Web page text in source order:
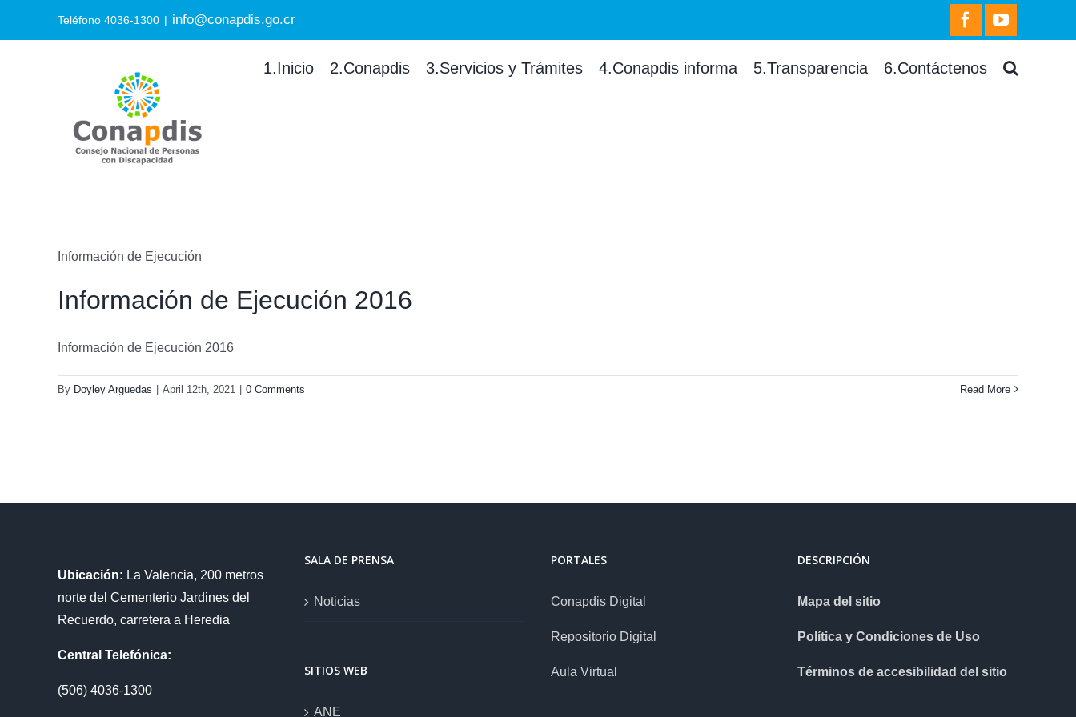
Teléfono 4036-1300 | info@conapdis.go.cr facebookyoutube
Search
for:
1.Inicio 2.Conapdis 3.Servicios y Trámites 4.Conapdis informa 5.Transparencia 6.Contáctenos
Información de Ejecución
Información de Ejecución 2016
Información de Ejecución 2016
By Doyley Arguedas | April 12th, 2021 | 0 Comments Read More
Ubicación: La Valencia, 200 metros
norte del Cementerio Jardines del
Recuerdo, carretera a Heredia
Central Telefónica:
(506) 4036-1300
SALA DE PRENSA
Noticias
SITIOS WEB
ANE
PORTALES
Conapdis Digital
Repositorio Digital
Aula Virtual
DESCRIPCIÓN
Mapa del sitio
Política y Condiciones de Uso
Términos de accesibilidad del sitio